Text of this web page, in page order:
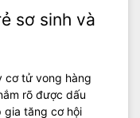
sơ sinh và
cơ tử vong hàng
rõ được dấu
gia tăng cơ hội